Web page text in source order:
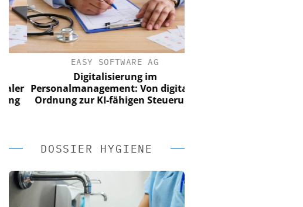
EASY SOFTWARE AG
Digitalisierung im
Personalmanagement: Von digitaler
Ordnung zur KI-fähigen Steuerung
DOSSIER HYGIENE